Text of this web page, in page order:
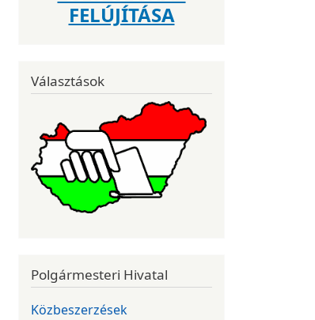
FELÚJÍTÁSA
Választások
Polgármesteri Hivatal
Közbeszerzések